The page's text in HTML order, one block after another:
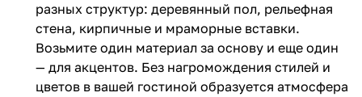
разных структур: деревянный пол, рельефная
стена, кирпичные и мраморные вставки.
Возьмите один материал за основу и еще один
— для акцентов. Без нагромождения стилей и
цветов в вашей гостиной образуется атмосфера